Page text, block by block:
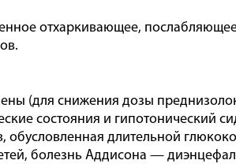
отхаркивающее,
(для снижения дозы
состояния и гипотонический
длительной
болезнь Аддисона —